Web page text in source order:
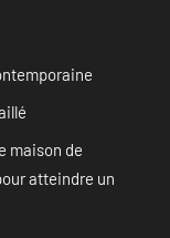
maison de
atteindre un